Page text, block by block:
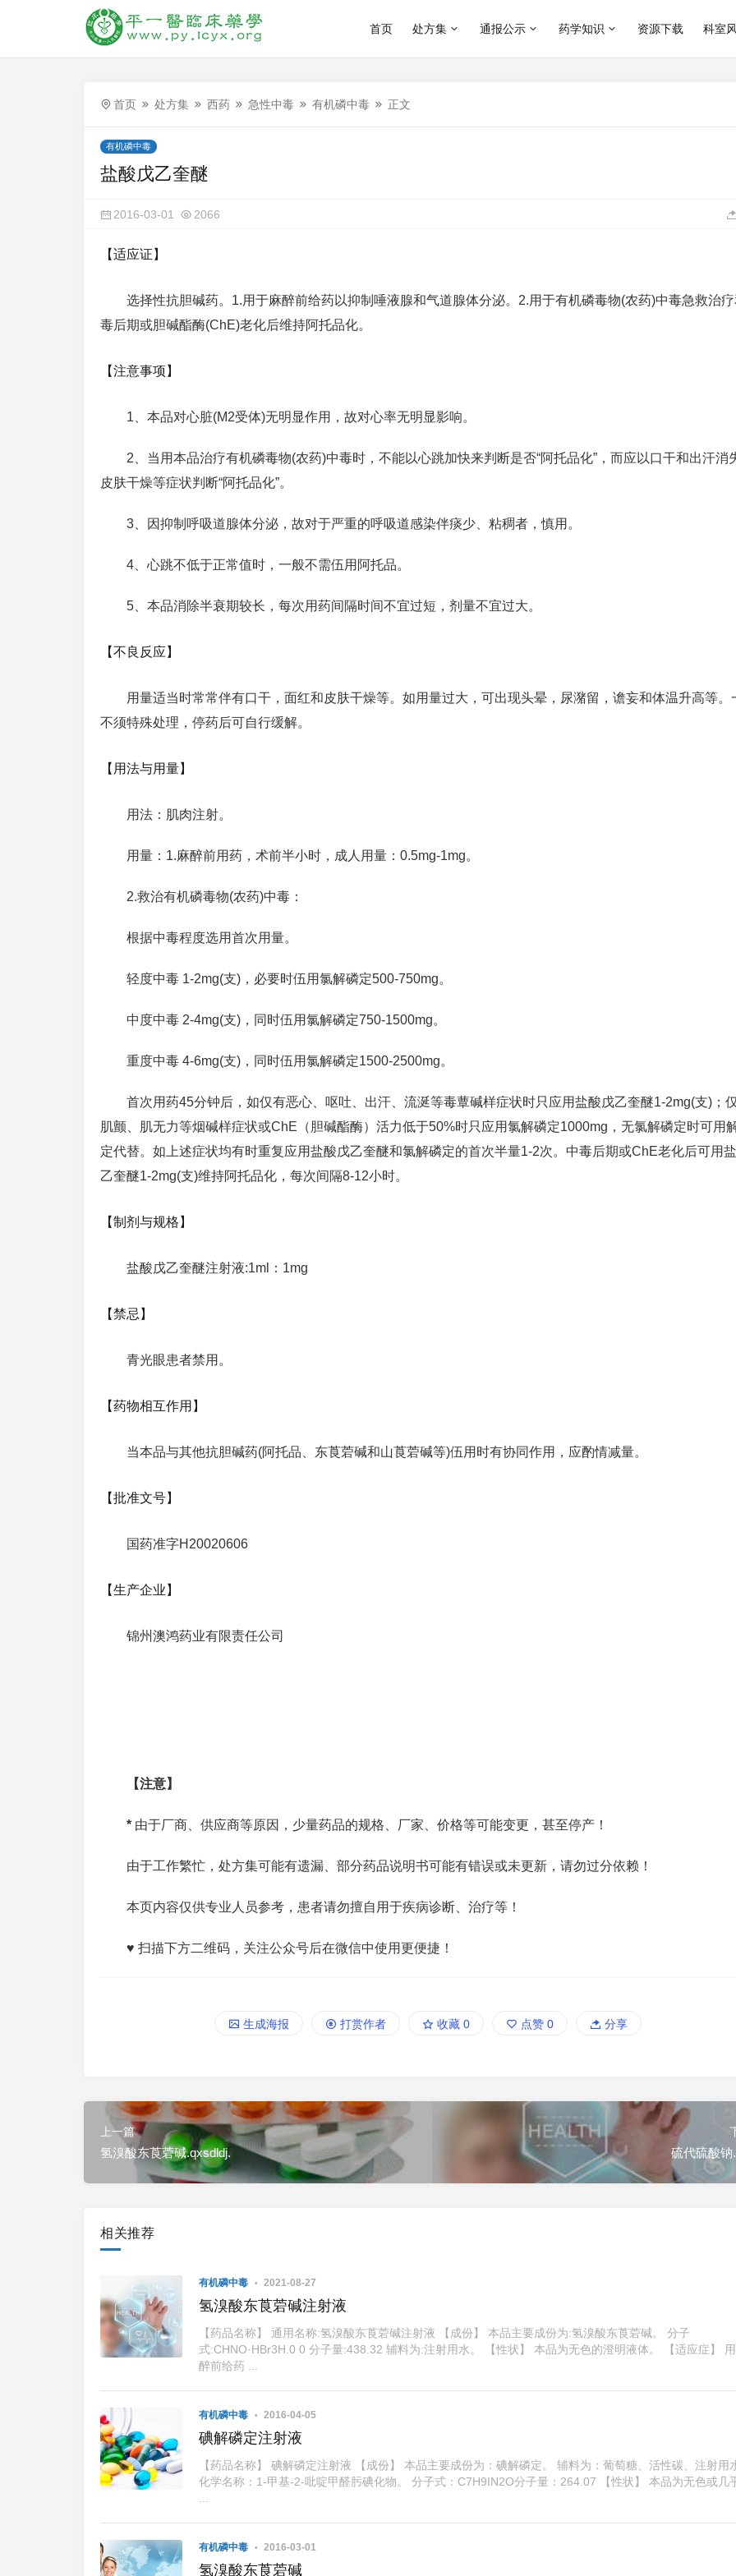
首页 处方集 通报公示 药学知识 资源下载 科室
首页 处方集 西药 急性中毒 有机磷中毒 正文
有机磷中毒
盐酸戊乙奎醚
2016-03-01 2066
【适应证】
选择性抗胆碱药。1.用于麻醉前给药以抑制唾液腺和气道腺体分泌。2.用于有机磷毒物(农药)中毒急救治
毒后期或胆碱酯酶(ChE)老化后维持阿托品化。
【注意事项】
1、本品对心脏(M2受体)无明显作用，故对心率无明显影响。
2、当用本品治疗有机磷毒物(农药)中毒时，不能以心跳加快来判断是否“阿托品化”，而应以口干和出汗消
皮肤干燥等症状判断“阿托品化”。
3、因抑制呼吸道腺体分泌，故对于严重的呼吸道感染伴痰少、粘稠者，慎用。
4、心跳不低于正常值时，一般不需伍用阿托品。
5、本品消除半衰期较长，每次用药间隔时间不宜过短，剂量不宜过大。
【不良反应】
用量适当时常常伴有口干，面红和皮肤干燥等。如用量过大，可出现头晕，尿潴留，谵妄和体温升高等。
不须特殊处理，停药后可自行缓解。
【用法与用量】
用法：肌肉注射。
用量：1.麻醉前用药，术前半小时，成人用量：0.5mg-1mg。
2.救治有机磷毒物(农药)中毒：
根据中毒程度选用首次用量。
轻度中毒 1-2mg(支)，必要时伍用氯解磷定500-750mg。
中度中毒 2-4mg(支)，同时伍用氯解磷定750-1500mg。
重度中毒 4-6mg(支)，同时伍用氯解磷定1500-2500mg。
首次用药45分钟后，如仅有恶心、呕吐、出汗、流涎等毒蕈碱样症状时只应用盐酸戊乙奎醚1-2mg(支)；
肌颤、肌无力等烟碱样症状或ChE（胆碱酯酶）活力低于50%时只应用氯解磷定1000mg，无氯解磷定时可用
定代替。如上述症状均有时重复应用盐酸戊乙奎醚和氯解磷定的首次半量1-2次。中毒后期或ChE老化后可用
乙奎醚1-2mg(支)维持阿托品化，每次间隔8-12小时。
【制剂与规格】
盐酸戊乙奎醚注射液:1ml：1mg
【禁忌】
青光眼患者禁用。
【药物相互作用】
当本品与其他抗胆碱药(阿托品、东莨菪碱和山莨菪碱等)伍用时有协同作用，应酌情减量。
【批准文号】
国药准字H20020606
【生产企业】
锦州澳鸿药业有限责任公司
【注意】
* 由于厂商、供应商等原因，少量药品的规格、厂家、价格等可能变更，甚至停产！
由于工作繁忙，处方集可能有遗漏、部分药品说明书可能有错误或未更新，请勿过分依赖！
本页内容仅供专业人员参考，患者请勿擅自用于疾病诊断、治疗等！
♥ 扫描下方二维码，关注公众号后在微信中使用更便捷！
生成海报 打赏作者 收藏0 点赞 0 分享
上一篇
氢溴酸东莨菪碱.qxsdldj. 硫代硫酸钠
相关推荐
有机磷中毒 2021-08-27
氢溴酸东莨菪碱注射液
【药品名称】 通用名称:氢溴酸东莨菪碱注射液 【成份】 本品主要成份为:氢溴酸东莨菪碱。 分子
式:CHNO·HBr3H.0 0 分子量:438.32 辅料为:注射用水。 【性状】 本品为无色的澄明液体。 【适应症】
醉前给药 ...
有机磷中毒 2016-04-05
碘解磷定注射液
【药品名称】 碘解磷定注射液 【成份】 本品主要成份为：碘解磷定。 辅料为：葡萄糖、活性碳、注射用
化学名称：1-甲基-2-吡啶甲醛肟碘化物。 分子式：C7H9IN2O分子量：264.07 【性状】 本品为无色或几
有机磷中毒 2016-03-01
氢溴酸东莨菪碱